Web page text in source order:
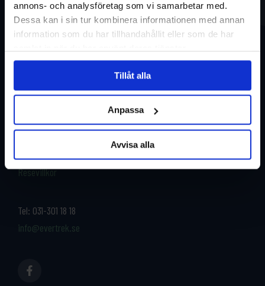
annons- och analysföretag som vi samarbetar med.
Dessa kan i sin tur kombinera informationen med annan
information som du har tillhandahållit eller som de har
Tillåt alla
Anpassa
Avvisa alla
Tel: 031-301 18 18
info@evertrek.se
Restyper
Om oss
Resevillkor
Boka och res tryggt med
EverTrek
Grupp & Konferens
Kontakta oss